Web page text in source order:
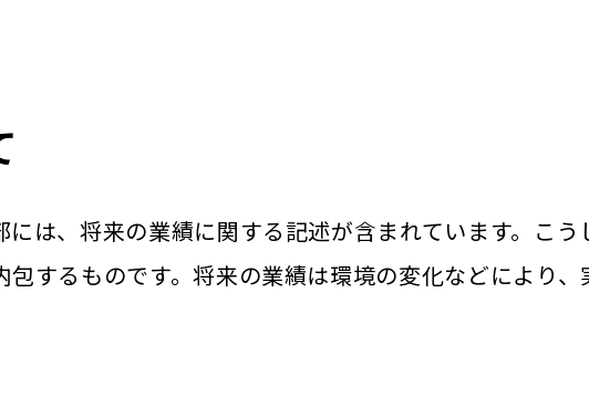
は、将来の業績に関する記述が含まれています。こ
するものです。将来の業績は環境の変化などにより